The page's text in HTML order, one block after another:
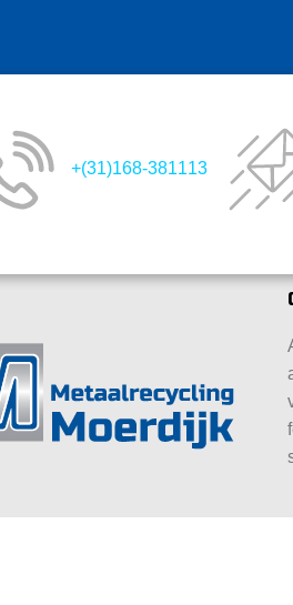
+(31)168-381113